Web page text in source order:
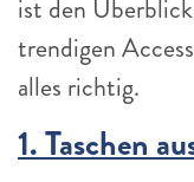
ist den
trendigen
alles richtig.
1. Taschen